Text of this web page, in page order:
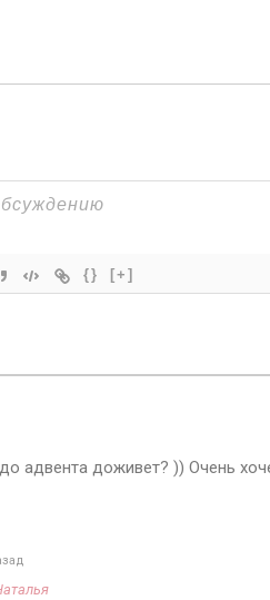
{} [+]
адвента доживет? )) Очень